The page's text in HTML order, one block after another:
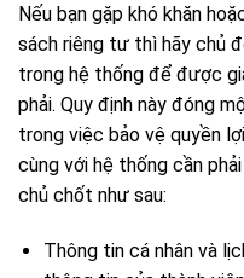
Nếu bạn gặp khó khăn
sách riêng tư thì hãy chủ
trong hệ thống để được
phải. Quy định này đóng
trong việc bảo vệ quyền
cùng với hệ thống cần
chủ chốt như sau:
Thông tin cá nhân và